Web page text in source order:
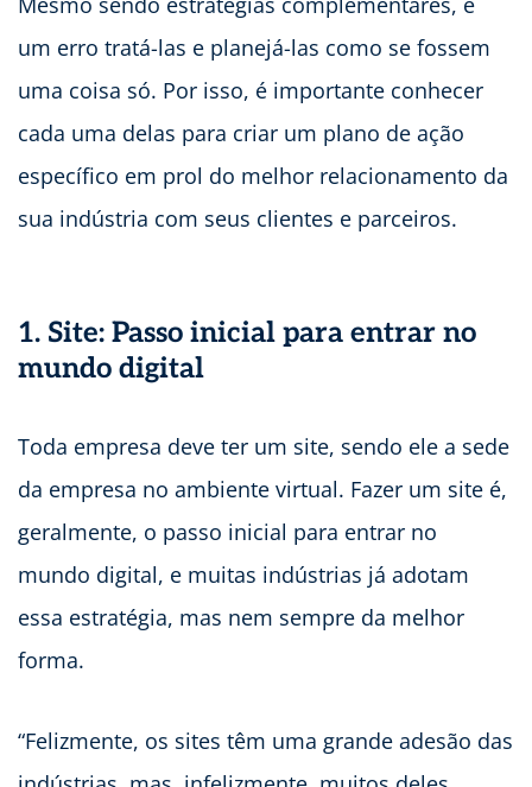
um erro tratá-las e planejá-las como se fossem
uma coisa só. Por isso, é importante conhecer
cada uma delas para criar um plano de ação
específico em prol do melhor relacionamento da
sua indústria com seus clientes e parceiros.
1. Site: Passo inicial para entrar no
mundo digital
Toda empresa deve ter um site, sendo ele a sede
da empresa no ambiente virtual. Fazer um site é,
geralmente, o passo inicial para entrar no
mundo digital, e muitas indústrias já adotam
essa estratégia, mas nem sempre da melhor
forma.
“Felizmente, os sites têm uma grande adesão das